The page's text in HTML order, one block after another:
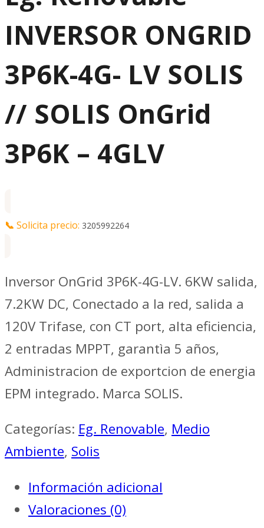
INVERSOR ONGRID
3P6K-4G- LV SOLIS
// SOLIS OnGrid
3P6K – 4GLV
📞 Solicita precio: 3205992264
Inversor OnGrid 3P6K-4G-LV. 6KW salida,
7.2KW DC, Conectado a la red, salida a
120V Trifase, con CT port, alta eficiencia,
2 entradas MPPT, garantìa 5 años,
Administracion de exportcion de energia
EPM integrado. Marca SOLIS.
Categorías: Eg. Renovable, Medio
Ambiente, Solis
Información adicional
Valoraciones (0)